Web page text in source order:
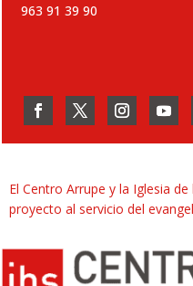
963 91 39 90
El Centro Arrupe y la Iglesia
proyecto al servicio del